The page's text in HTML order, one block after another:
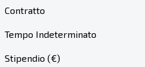
Contratto
Tempo Indeterminato
Stipendio (€)